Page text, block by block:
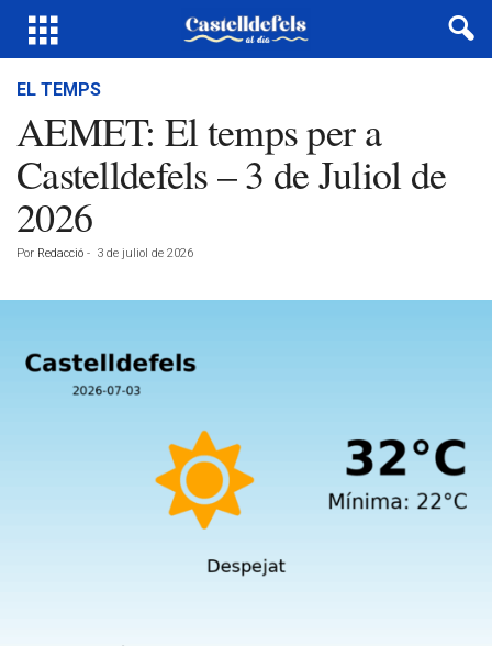
EL TEMPS
AEMET: El temps per a
Castelldefels – 3 de Juliol de
2026
Por Redacció - 3 de juliol de 2026